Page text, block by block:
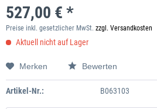
527,00 € *
Preise inkl. gesetzlicher MwSt. zzgl. Versandkosten
Aktuell nicht auf Lager
Merken Bewerten
Artikel-Nr.: B063103